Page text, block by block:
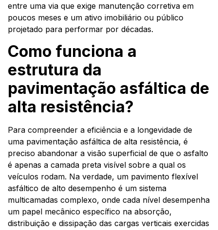
entre uma via que exige manutenção corretiva em
poucos meses e um ativo imobiliário ou público
projetado para performar por décadas.
Como funciona a
estrutura da
pavimentação asfáltica de
alta resistência?
Para compreender a eficiência e a longevidade de
uma pavimentação asfáltica de alta resistência, é
preciso abandonar a visão superficial de que o asfalto
é apenas a camada preta visível sobre a qual os
veículos rodam. Na verdade, um pavimento flexível
asfáltico de alto desempenho é um sistema
multicamadas complexo, onde cada nível desempenha
um papel mecânico específico na absorção,
distribuição e dissipação das cargas verticais exercidas